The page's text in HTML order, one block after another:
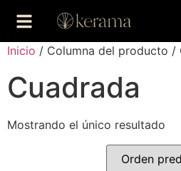
Inicio / Columna del producto /
Cuadrada
Mostrando el único resultado